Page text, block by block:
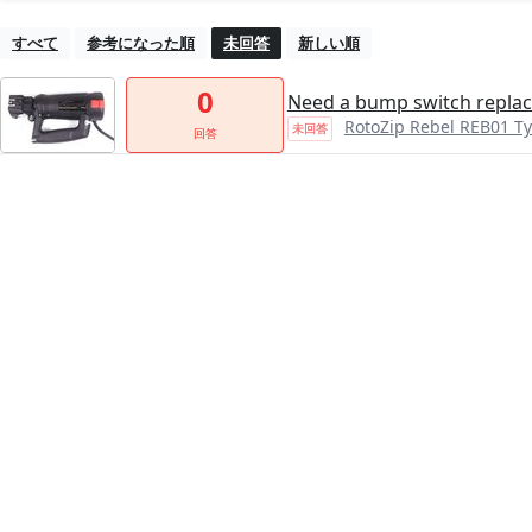
すべて 参考になった順 未回答 新しい順
0
回答
Need a bump switch
未回答 RotoZip Rebel REB01